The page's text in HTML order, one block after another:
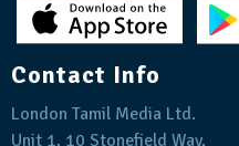
Contact Info
London Tamil Media Ltd.
Unit 1, 10 Stonefield Way,